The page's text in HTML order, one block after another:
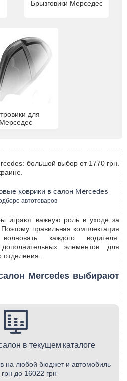
Брызговики Мерседес
для
Мерседес
большой выбор от 1770 грн.
коврики в салон Mercedes
автотоваров
играют важную роль в уходе за
правильная комплектация
каждого водителя.
элементов для
отделения.
Mercedes выбирают
в текущем каталоге
на любой бюджет и автомобиль
до 16022 грн